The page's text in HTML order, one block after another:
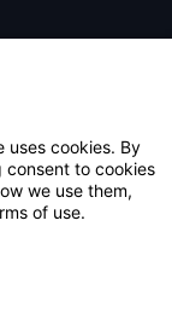
uses cookies. By
consent to cookies
we use them,
of use.